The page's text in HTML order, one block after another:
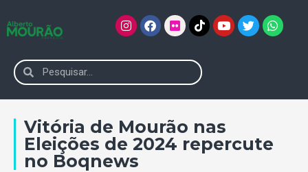
Vitória de Mourão nas
Eleições de 2024 repercute
no Boqnews